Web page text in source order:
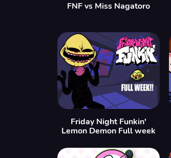
FNF vs Miss Nagatoro
Friday Night Funkin'
Lemon Demon Full week